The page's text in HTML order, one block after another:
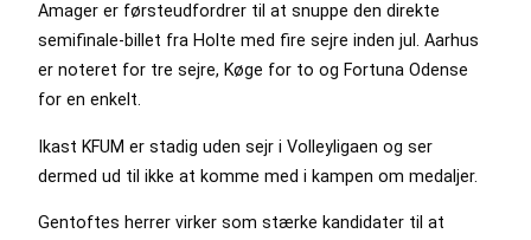
Amager er førsteudfordrer til at snuppe den direkte
semifinale-billet fra Holte med fire sejre inden jul. Aarhus
er noteret for tre sejre, Køge for to og Fortuna Odense
for en enkelt.
Ikast KFUM er stadig uden sejr i Volleyligaen og ser
dermed ud til ikke at komme med i kampen om medaljer.
Gentoftes herrer virker som stærke kandidater til at